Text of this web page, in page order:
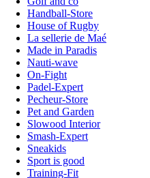
Handball-Store
House of Rugby
La sellerie de Maé
Made in Paradis
Nauti-wave
On-Fight
Padel-Expert
Pecheur-Store
Pet and Garden
Slowood Interior
Smash-Expert
Sneakids
Sport is good
Training-Fit